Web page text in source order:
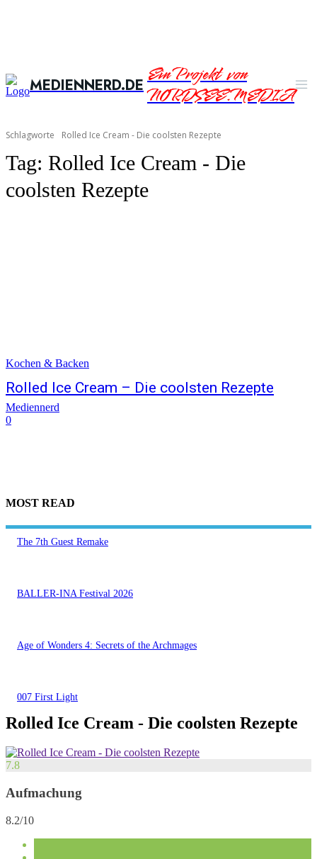
MEDIENNERD.DEEin Projekt von
NORDSEE.MEDIA
Schlagworte Rolled Ice Cream - Die coolsten Rezepte
Tag: Rolled Ice Cream - Die
coolsten Rezepte
Kochen & Backen
Rolled Ice Cream – Die coolsten Rezepte
Mediennerd
0
MOST READ
The 7th Guest Remake
BALLER-INA Festival 2026
Age of Wonders 4: Secrets of the Archmages
007 First Light
Rolled Ice Cream - Die coolsten Rezepte
7.8
Aufmachung
8.2/10